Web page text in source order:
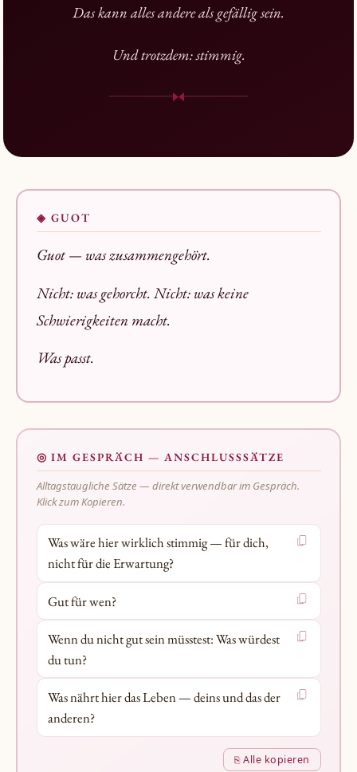
Das kann alles andere als gefällig sein.
Und trotzdem: stimmig.
◈ GUOT
Guot —was zusammengehört.
Nicht: was gehorcht. Nicht: was keine
Schwierigkeiten macht.
Was passt.
◎ IM GESPRÄCH — ANSCHLUSSSÄTZE
Alltagstaugliche Sätze — direkt verwendbar im Gespräch.
Klick zum Kopieren.
Was wäre hier wirklich stimmig — für dich,
nicht für die Erwartung?
Gut für wen?
Wenn du nicht gut sein müsstest: Was würdest
du tun?
Was nährt hier das Leben — deins und das der
anderen?
⎘ Alle kopieren